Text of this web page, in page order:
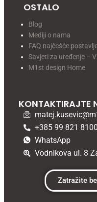
OSTALO
Blog
Mediji o nama
FAQ najčešće
Savjeti za uređenje –
M1st design Home
KONTAKTIRAJTE
+385 99 821 8100
WhatsApp
Vodnikova ul. 8
Zatražite